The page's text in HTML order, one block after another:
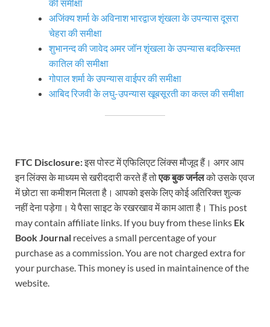
की समीक्षा
अजिंक्य शर्मा के अविनाश भारद्वाज शृंखला के उपन्यास दूसरा
चेहरा की समीक्षा
शुभानन्द की जावेद अमर जॉन शृंखला के उपन्यास बदकिस्मत
कातिल की समीक्षा
गोपाल शर्मा के उपन्यास वाईपर की समीक्षा
आबिद रिजवी के लघु-उपन्यास खूबसूरती का कत्ल की समीक्षा
FTC Disclosure:इस पोस्ट में एफिलिएट लिंक्स मौजूद हैं। अगर आप
इन लिंक्स के माध्यम से खरीददारी करते हैं तोएक बुक जर्नलको उसके एवज
में छोटा सा कमीशन मिलता है। आपको इसके लिए कोई अतिरिक्त शुल्क
नहीं देना पड़ेगा। ये पैसा साइट के रखरखाव में काम आता है। This post
may contain affiliate links. If you buy from these links Ek
Book Journal receives a small percentage of your
purchase as a commission. You are not charged extra for
your purchase. This money is used in maintainence of the
website.